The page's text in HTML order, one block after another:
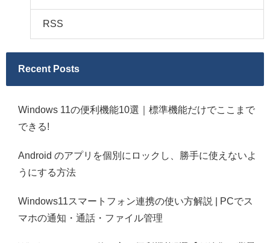
RSS
Recent Posts
Windows 11の便利機能10選｜標準機能だけでここまで
できる!
Android のアプリを個別にロックし、勝手に使えないよ
うにする方法
Windows11スマートフォン連携の使い方解説 | PCでス
マホの通知・通話・ファイル管理